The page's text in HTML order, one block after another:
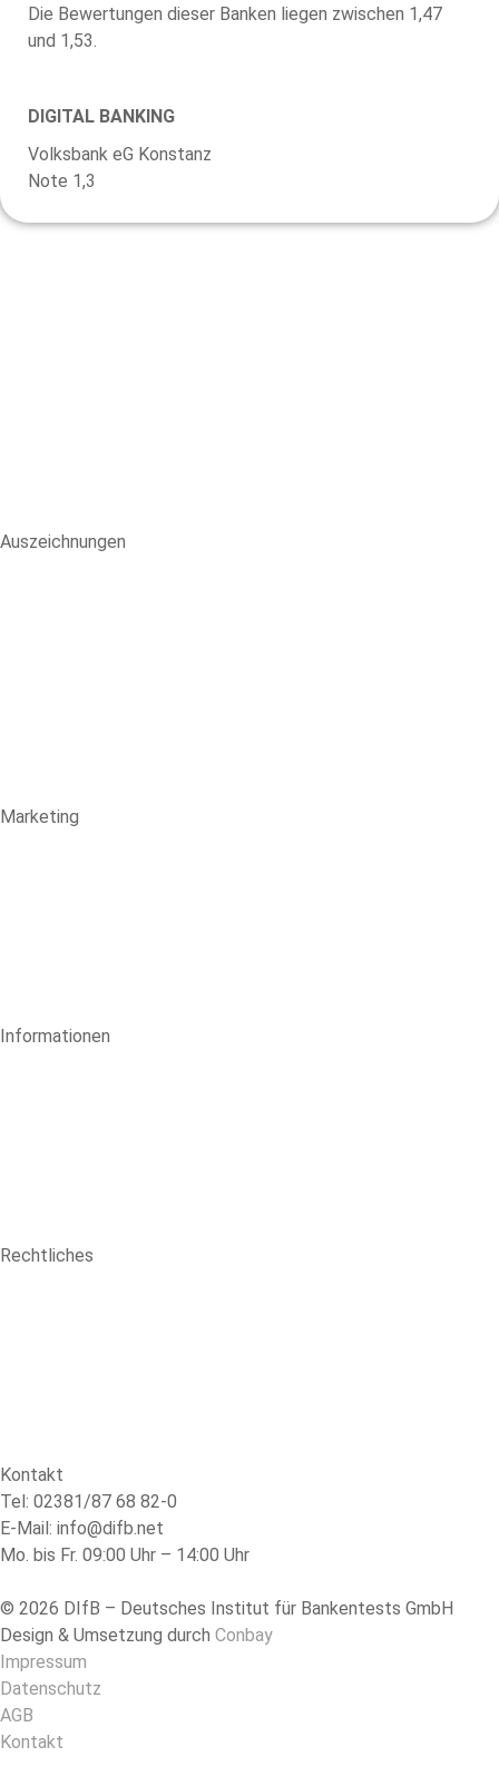
Die Bewertungen dieser Banken liegen zwischen 1,47
und 1,53.
DIGITAL BANKING
Volksbank eG Konstanz
Note 1,3
Auszeichnungen
Marketing
Informationen
Rechtliches
Kontakt
Tel: 02381/87 68 82-0
E-Mail: info@difb.net
Mo. bis Fr. 09:00 Uhr – 14:00 Uhr
© 2026 DIfB – Deutsches Institut für Bankentests GmbH
Design & Umsetzung durch Conbay
Impressum
Datenschutz
AGB
Kontakt